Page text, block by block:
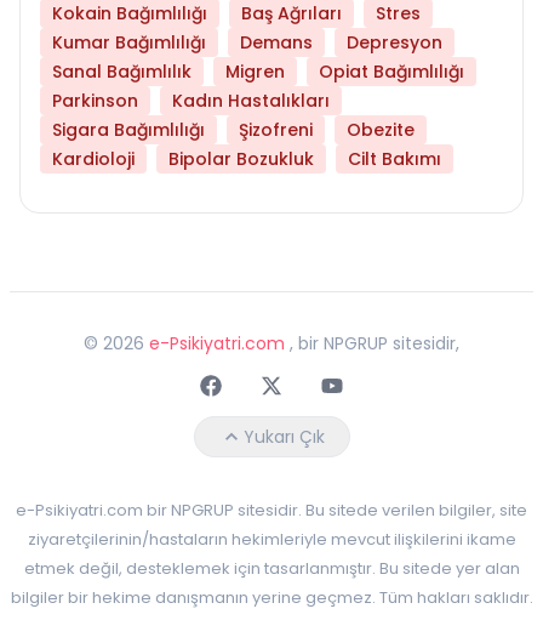
Kokain Bağımlılığı
Baş Ağrıları
Stres
Kumar Bağımlılığı
Demans
Depresyon
Sanal Bağımlılık
Migren
Opiat Bağımlılığı
Parkinson
Kadın Hastalıkları
Sigara Bağımlılığı
Şizofreni
Obezite
Kardioloji
Bipolar Bozukluk Cilt Bakımı
© 2026 e-Psikiyatri.com , bir NPGRUP sitesidir,
FaceebokTwitterYoutube
Yukarı Çık
e-Psikiyatri.com bir NPGRUP sitesidir. Bu sitede verilen bilgiler, site
ziyaretçilerinin/hastaların hekimleriyle mevcut ilişkilerini ikame
etmek değil, desteklemek için tasarlanmıştır. Bu sitede yer alan
bilgiler bir hekime danışmanın yerine geçmez. Tüm hakları saklıdır.